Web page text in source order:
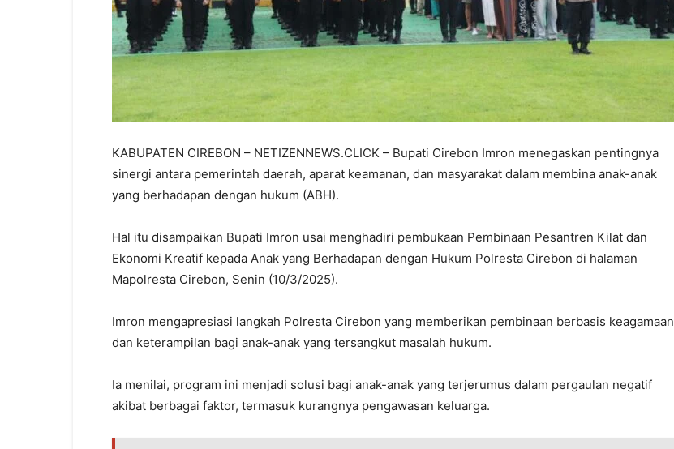
KABUPATEN CIREBON – NETIZENNEWS.CLICK – Bupati Cirebon Imron menegaskan pentingnya
sinergi antara pemerintah daerah, aparat keamanan, dan masyarakat dalam membina anak-anak
yang berhadapan dengan hukum (ABH).
Hal itu disampaikan Bupati Imron usai menghadiri pembukaan Pembinaan Pesantren Kilat dan
Ekonomi Kreatif kepada Anak yang Berhadapan dengan Hukum Polresta Cirebon di halaman
Mapolresta Cirebon, Senin (10/3/2025).
Imron mengapresiasi langkah Polresta Cirebon yang memberikan pembinaan berbasis keagamaan
dan keterampilan bagi anak-anak yang tersangkut masalah hukum.
Ia menilai, program ini menjadi solusi bagi anak-anak yang terjerumus dalam pergaulan negatif
akibat berbagai faktor, termasuk kurangnya pengawasan keluarga.